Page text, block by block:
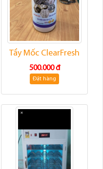
Tẩy Mốc ClearFresh
500.000 đ
Đặt hàng